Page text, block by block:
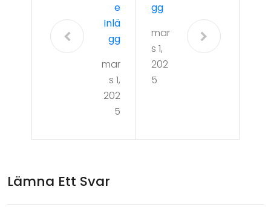
E
Inlä
Gg
mar
s 1,
202
5
Gg
mar
s 1,
202
5
Lämna Ett Svar